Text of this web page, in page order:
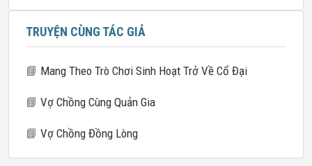
TRUYỆN CÙNG TÁC GIẢ
📘 Mang Theo Trò Chơi Sinh Hoạt Trở Về Cổ Đại
📘 Vợ Chồng Cùng Quản Gia
📘 Vợ Chồng Đồng Lòng